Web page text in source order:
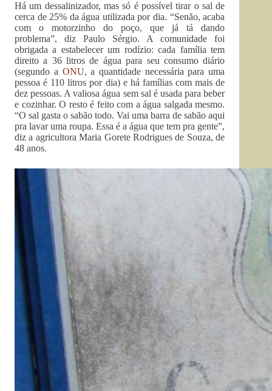
Há um dessalinizador, mas só é possível tirar o sal de
cerca de 25% da água utilizada por dia. “Senão, acaba
com o motorzinho do poço, que já tá dando
problema”, diz Paulo Sérgio. A comunidade foi
obrigada a estabelecer um rodízio: cada família tem
direito a 36 litros de água para seu consumo diário
(segundo a ONU, a quantidade necessária para uma
pessoa é 110 litros por dia) e há famílias com mais de
dez pessoas. A valiosa água sem sal é usada para beber
e cozinhar. O resto é feito com a água salgada mesmo.
“O sal gasta o sabão todo. Vai uma barra de sabão aqui
pra lavar uma roupa. Essa é a água que tem pra gente”,
diz a agricultora Maria Gorete Rodrigues de Souza, de
48 anos.